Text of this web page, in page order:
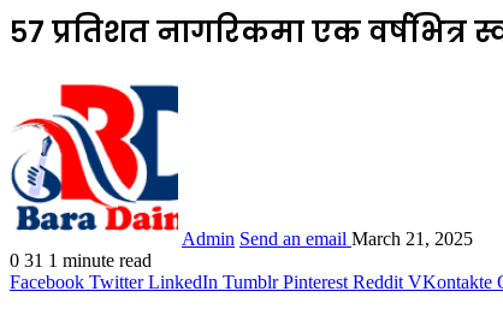
५७ प्रतिशत नागरिकमा एक वर्षभित्र
Admin Send an email March 21, 2025
0 31 1 minute read
Facebook Twitter LinkedIn Tumblr Pinterest Reddit VKontakte